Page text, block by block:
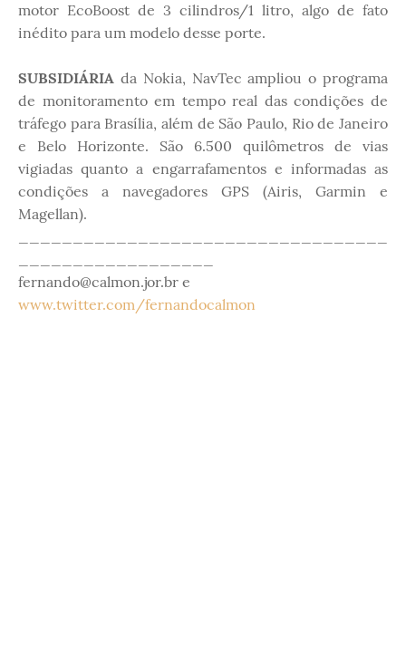
motor EcoBoost de 3 cilindros/1 litro, algo de fato
inédito para um modelo desse porte.
SUBSIDIÁRIA da Nokia, NavTec ampliou o programa
de monitoramento em tempo real das condições de
tráfego para Brasília, além de São Paulo, Rio de Janeiro
e Belo Horizonte. São 6.500 quilômetros de vias
vigiadas quanto a engarrafamentos e informadas as
condições a navegadores GPS (Airis, Garmin e
Magellan).
fernando@calmon.jor.br e
www.twitter.com/fernandocalmon